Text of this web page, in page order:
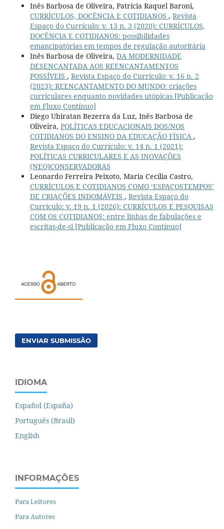
Inês Barbosa de Oliveira, Patrícia Raquel Baroni,
CURRÍCULOS, DOCÊNCIA E COTIDIANOS , Revista
Espaço do Currículo: v. 13 n. 3 (2020): CURRÍCULOS,
DOCÊNCIA E COTIDIANOS: possibilidades
emancipatórias em tempos de regulação autoritária
Inês Barbosa de Oliveira, DA MODERNIDADE
DESENCANTADA AOS REENCANTAMENTOS
POSSÍVEIS , Revista Espaço do Currículo: v. 16 n. 2
(2023): REENCANTAMENTO DO MUNDO: criações
curriculares enquanto novidades utópicas [Publicação
em Fluxo Contínuo]
Diego Ubiratan Bezerra da Luz, Inês Barbosa de
Oliveira, POLÍTICAS EDUCACIONAIS DOS/NOS
COTIDIANOS DO ENSINO DA EDUCAÇÃO FÍSICA ,
Revista Espaço do Currículo: v. 14 n. 1 (2021):
POLÍTICAS CURRICULARES E AS INOVAÇÕES
(NEO)CONSERVADORAS
Leonardo Ferreira Peixoto, Maria Cecília Castro,
CURRÍCULOS E COTIDIANOS COMO ‘ESPAÇOSTEMPOS’
DE CRIAÇÕES INDOMÁVEIS , Revista Espaço do
Currículo: v. 19 n. 1 (2026): CURRÍCULOS E PESQUISAS
COM OS COTIDIANOS: entre linhas de fabulações e
escritas-de-si [Publicação em Fluxo Contínuo]
ENVIAR SUBMISSÃO
IDIOMA
Español (España)
Português (Brasil)
English
INFORMAÇÕES
Para Leitores
Para Autores